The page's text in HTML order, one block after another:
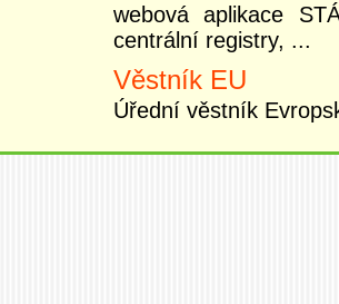
webová aplikace
centrální registry, ...
Věstník EU
Úřední věstník